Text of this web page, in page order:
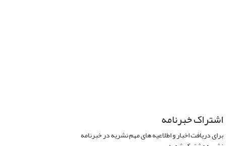
اشتراک خبرنامه
برای دریافت اخبار و اطلاعیه های مهم نشریه در خبرنامه